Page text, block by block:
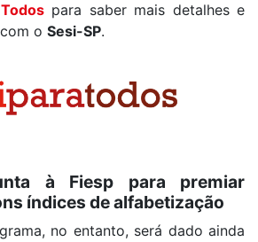
para saber mais detalhes e
o Sesi-SP.
à Fiesp para premiar
índices de alfabetização
no entanto, será dado ainda